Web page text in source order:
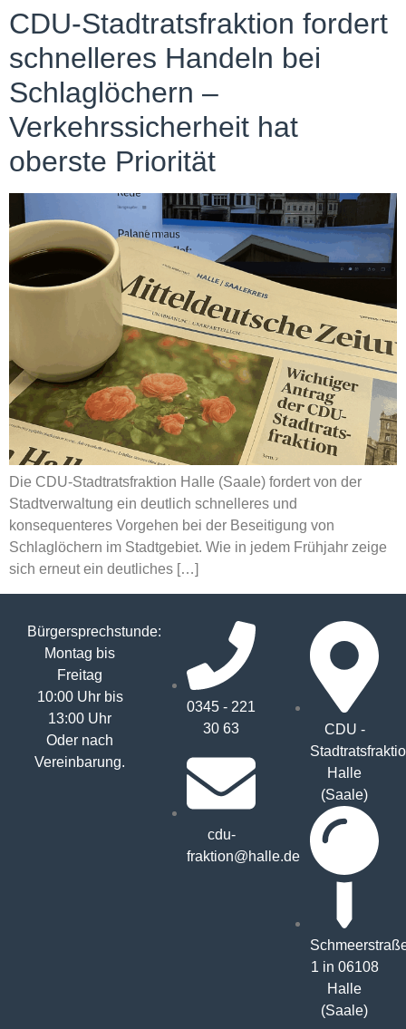
CDU-Stadtratsfraktion fordert
schnelleres Handeln bei
Schlaglöchern –
Verkehrssicherheit hat
oberste Priorität
Die CDU-Stadtratsfraktion Halle (Saale) fordert von der
Stadtverwaltung ein deutlich schnelleres und
konsequenteres Vorgehen bei der Beseitigung von
Schlaglöchern im Stadtgebiet. Wie in jedem Frühjahr zeige
sich erneut ein deutliches […]
Bürgersprechstunde:
Montag bis
Freitag
10:00 Uhr bis
13:00 Uhr
Oder nach
Vereinbarung.
0345 - 221
30 63
cdu-
fraktion@halle.de
CDU -
Halle
(Saale)
1 in 06108
Halle
(Saale)